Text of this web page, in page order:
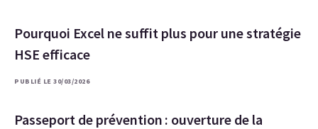
Pourquoi Excel ne suffit plus pour une stratégie
HSE efficace
PUBLIÉ LE 30/03/2026
Passeport de prévention : ouverture de la